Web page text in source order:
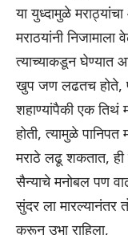
या युध्दामुळे
मराठयांनी
त्याच्याकडून घेण्यात
खुप जण लढतच होते,
शहाण्यांपैकी एक तिथं
होती, त्यामुळे
मराठे लढू शकतात,
सैन्याचे मनोबल पण
सुंदर ला मारल्यानंतर
करून उभा राहिला,